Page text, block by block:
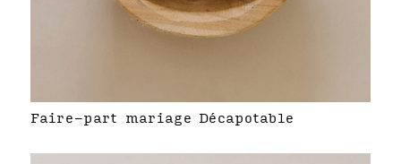
Faire-part mariage Décapotable